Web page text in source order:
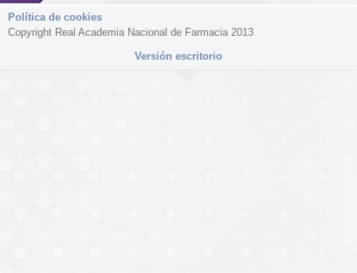
Política de cookies
Copyright Real Academia Nacional de Farmacia 2013
Versión escritorio